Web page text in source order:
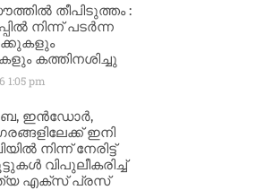
തീപിടുത്തം :
നിന്ന് പടർന്ന
കത്തിനശിച്ചു
1:05 pm
ഇൻഡോർ,
ഇനി
നിന്ന് നേരിട്ട്
വിപുലീകരിച്ച്
എക്സ് പ്രസ്